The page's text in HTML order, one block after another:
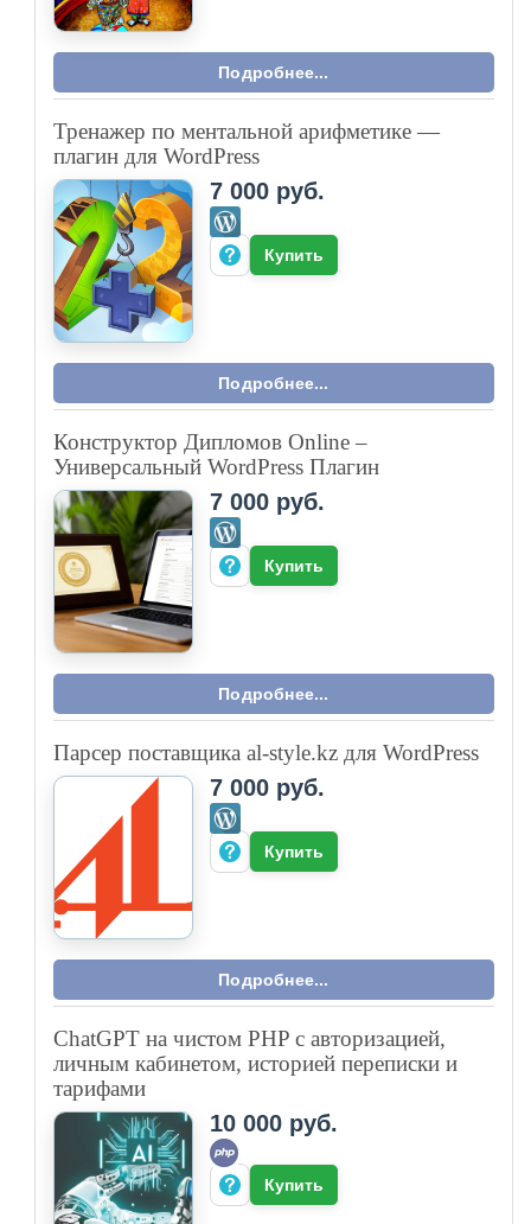
Подробнее...
Тренажер по ментальной арифметике —
плагин для WordPress
7 000 руб.
Купить
Подробнее...
Конструктор Дипломов Online –
Универсальный WordPress Плагин
7 000 руб.
Купить
Подробнее...
Парсер поставщика al-style.kz для WordPress
7 000 руб.
Купить
Подробнее...
ChatGPT на чистом PHP с авторизацией,
личным кабинетом, историей переписки и
тарифами
10 000 руб.
Купить